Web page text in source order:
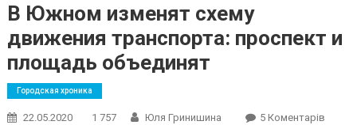
В Южном изменят схему
движения транспорта: проспект и
площадь объединят
Городская хроника
22.05.2020 1 757 Юля Гринишина 5 КоментарівДо